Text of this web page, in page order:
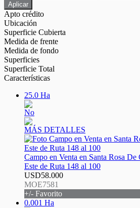
Aplicar
Apto crédito
Ubicación
Superficie Cubierta
Medida de frente
Medida de fondo
Superficies
Superficie Total
Características
25.0 Ha
No
MÁS DETALLES
Campo en Venta en Santa Rosa De
Este de Ruta 148 al 100
USD58.000
MOE7581
+/- Favorito
0.001 Ha